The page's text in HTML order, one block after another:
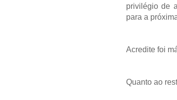
privilégio de
para a
Acredite foi
Quanto ao